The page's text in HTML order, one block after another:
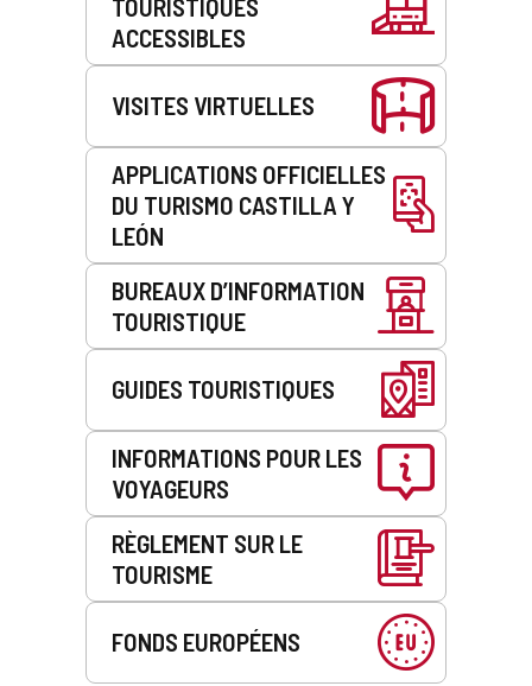
TOURISTIQUES
ACCESSIBLES
VISITES VIRTUELLES
APPLICATIONS OFFICIELLES
DU TURISMO CASTILLA Y
LEÓN
BUREAUX D’INFORMATION
TOURISTIQUE
GUIDES TOURISTIQUES
INFORMATIONS POUR LES
VOYAGEURS
RÈGLEMENT SUR LE
TOURISME
FONDS EUROPÉENS